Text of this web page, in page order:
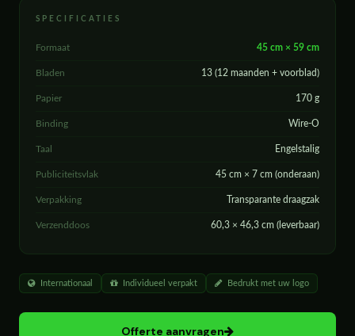
SPECIFICATIES
Formaat 45 cm × 59 cm
Bladen 13 (12 maanden + voorblad)
Papier 170 g
Binding Wire-O
Taal Engelstalig
Publiciteitsvlak 45 cm × 7 cm (onderaan)
Verpakking Transparante draagzak
Verzenddoos 60,3 × 46,3 cm (leverbaar)
Internationaal Individueel verpakt Bedrukt met uw logo
Offerte aanvragen